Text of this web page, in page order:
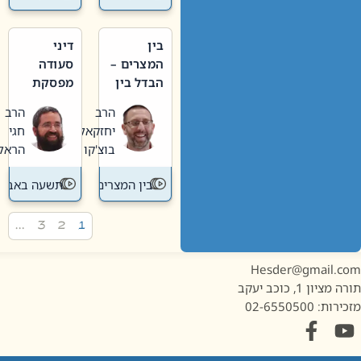
בין
המצרים –
הבדל בין
חדשה
לישנה
הרב
יחזקאל
בוצ'קו
בין המצרים
דיני
סעודה
מפסקת
תשעה
באב
הרב
חגי
הראל
תשעה באב
1, כוכב יעקב
02-6550500